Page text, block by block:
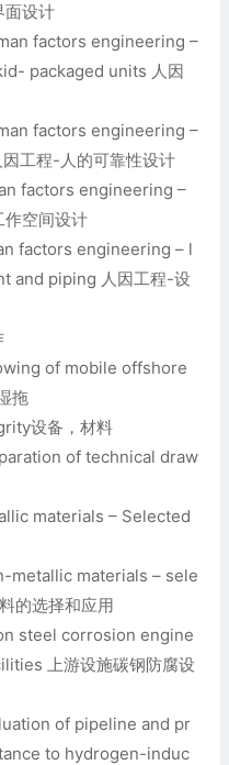
面设计
factors engineering –
packaged units 人因
factors engineering –
工程-人的可靠性设计
factors engineering –
空间设计
factors engineering – l
and piping 人因工程-设
of mobile offshore
拖
设备，材料
of technical draw
materials – Selected
metallic materials – sele
的选择和应用
steel corrosion engine
上游设施碳钢防腐设
of pipeline and pr
to hydrogen-induc